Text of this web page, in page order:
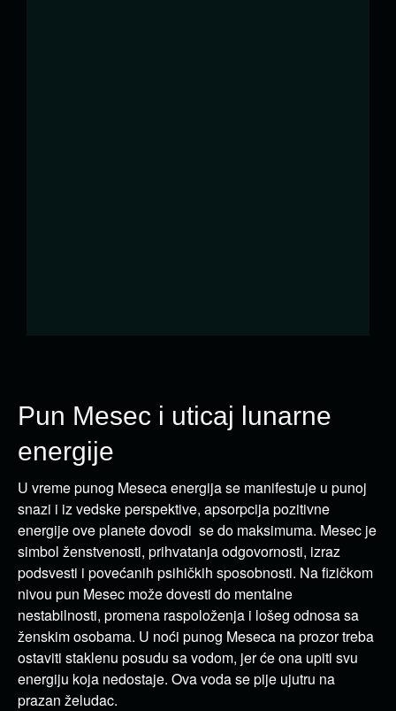
Pun Mesec i uticaj lunarne
energije
U vreme punog Meseca energija se manifestuje u punoj
snazi i iz vedske perspektive, apsorpcija pozitivne
energije ove planete dovodi se do maksimuma. Mesec je
simbol ženstvenosti, prihvatanja odgovornosti, izraz
podsvesti i povećanih psihičkih sposobnosti. Na fizičkom
nivou pun Mesec može dovesti do mentalne
nestabilnosti, promena raspoloženja i lošeg odnosa sa
ženskim osobama. U noći punog Meseca na prozor treba
ostaviti staklenu posudu sa vodom, jer će ona upiti svu
energiju koja nedostaje. Ova voda se pije ujutru na
prazan želudac.